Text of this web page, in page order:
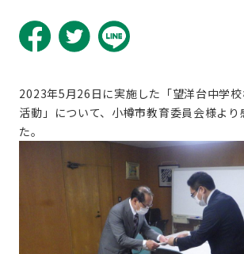
2023年5月26日に実施した「望洋台中学
活動」について、小樽市教育委員会様より
た。